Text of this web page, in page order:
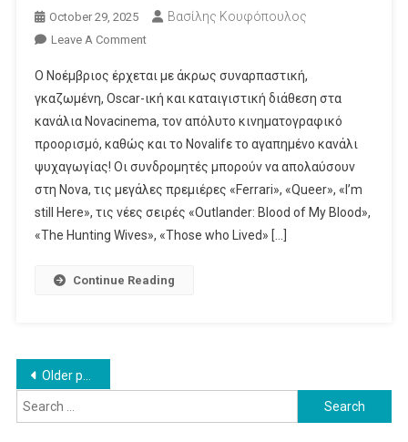
October 29, 2025 Βασίλης Κουφόπουλος
Leave A CommentOn
Καθηλωτικός
Νοέμβριος
Με
Τις
Μεγάλες
Πρεμιέρες
«Ferrari»,
«Queer»,
Here»,
Of
Ο Νοέμβριος έρχεται με άκρως συναρπαστική,
γκαζωμένη, Oscar-ική και καταιγιστική διάθεση στα
κανάλια Novacinema, τον απόλυτο κινηματογραφικό
προορισμό, καθώς και τo Novalifε το αγαπημένο κανάλι
ψυχαγωγίας! Οι συνδρομητές μπορούν να απολαύσουν
στη Nova, τις μεγάλες πρεμιέρες «Ferrari», «Queer», «I’m
still Here», τις νέες σειρές «Outlander: Blood of My Blood»,
«The Hunting Wives», «Those who Lived» […]
Continue Reading
Posts
navigation
Older posts
Search
for: